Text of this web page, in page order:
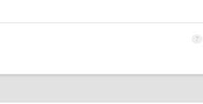
7